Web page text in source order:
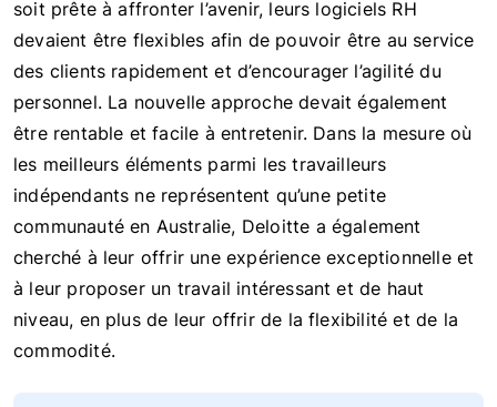
soit prête à affronter l’avenir, leurs logiciels RH
devaient être flexibles afin de pouvoir être au service
des clients rapidement et d’encourager l’agilité du
personnel. La nouvelle approche devait également
être rentable et facile à entretenir. Dans la mesure où
les meilleurs éléments parmi les travailleurs
indépendants ne représentent qu’une petite
communauté en Australie, Deloitte a également
cherché à leur offrir une expérience exceptionnelle et
à leur proposer un travail intéressant et de haut
niveau, en plus de leur offrir de la flexibilité et de la
commodité.